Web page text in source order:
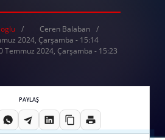
Ceren Balaban
2024, Çarşamba - 15:14
Temmuz 2024, Çarşamba - 15:23
PAYLAŞ